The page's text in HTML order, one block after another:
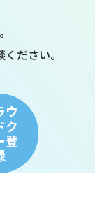
ださい。
ウ
ク
登